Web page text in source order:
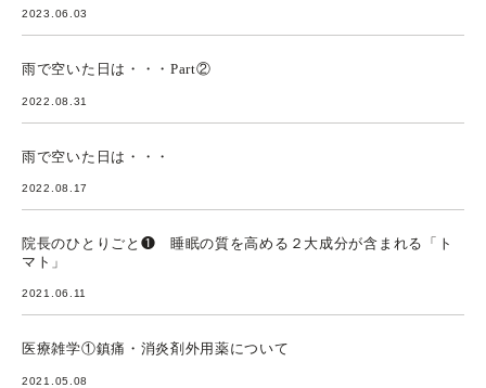
2023.06.03
雨で空いた日は・・・Part②
2022.08.31
雨で空いた日は・・・
2022.08.17
院長のひとりごと❶ 睡眠の質を高める２大成分が含まれる「ト
マト」
2021.06.11
医療雑学①鎮痛・消炎剤外用薬について
2021.05.08